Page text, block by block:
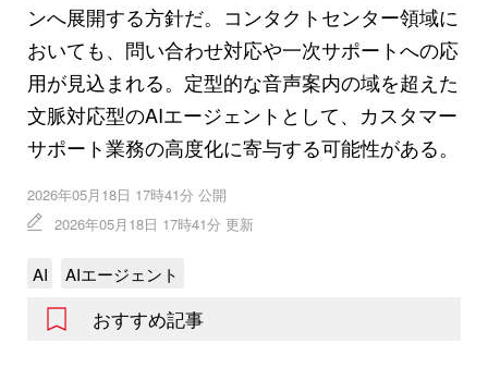
ンへ展開する方針だ。コンタクトセンター領域に
おいても、問い合わせ対応や一次サポートへの応
用が見込まれる。定型的な音声案内の域を超えた
文脈対応型のAIエージェントとして、カスタマー
サポート業務の高度化に寄与する可能性がある。
2026年05月18日 17時41分 公開
2026年05月18日 17時41分 更新
AI AIエージェント
おすすめ記事